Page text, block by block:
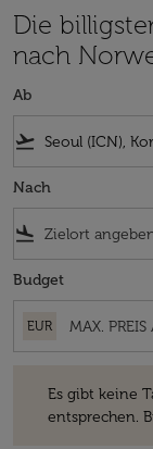
Die
nach
Ab
flight_takeoff
Nach
flight_land
Budget
EUR
Es gibt keine
entsprechen.